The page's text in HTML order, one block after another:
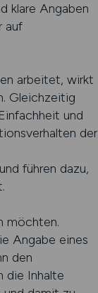
klare Angaben
auf
arbeitet, wirkt
Gleichzeitig
und
der
führen dazu,
möchten.
Angabe eines
den
die Inhalte